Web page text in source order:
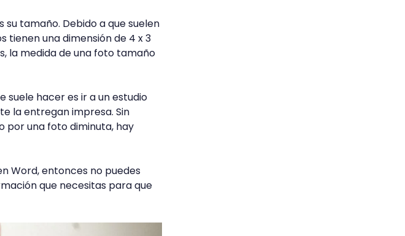
tamaño. Debido a que suelen
tienen una dimensión de 4 x 3
la medida de una foto tamaño
hacer es ir a un estudio
la entregan impresa. Sin
por una foto diminuta, hay
Word, entonces no puedes
que necesitas para que